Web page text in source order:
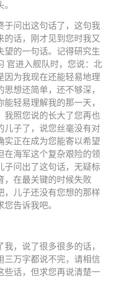
于问出这句话了，这句我
的话，刚才见到您时我又
望的一句话。记得研究生
官进入舰队时，您说：北
因为我现在还能轻易地理
想还简单，还不够深，
轻易理解我的那一天，
我照您说的长大了您再也
儿子了，说您丝毫没有对
实正在成为您能寄以希望
在海军这个复杂艰险的领
子问出了这句话，无疑标
，在最关键的时候失败
，儿子还没有您想的那样
告诉我吧。
，说了很多很多的话，
三万字都说不完，请相信
些话，但求您再说清楚一